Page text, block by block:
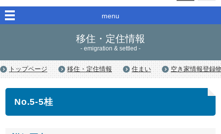
menu
移住・定住情報
- emigration & settled -
トップページ 移住・定住情報 住まい 空き家情報登録
No.5-5桂